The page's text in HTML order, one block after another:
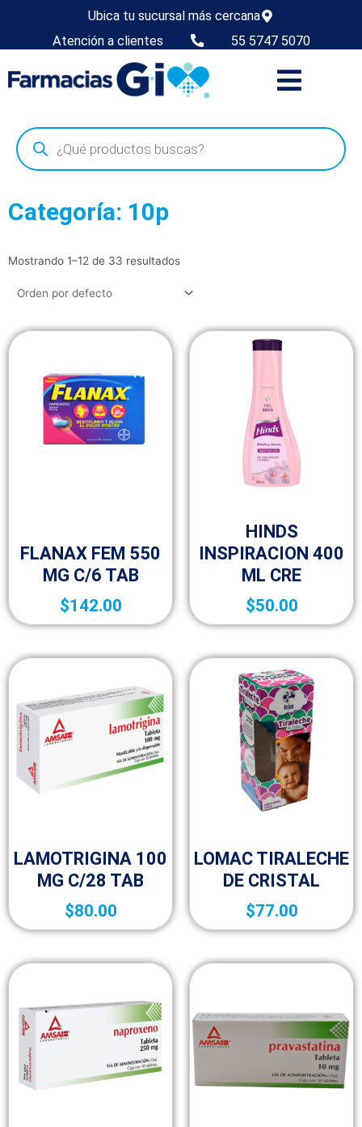
Ubica tu sucursal más cercana
Atención a clientes
55 5747 5070
Categoría: 10p
Mostrando 1–12 de 33 resultados
FLANAX FEM 550
MG C/6 TAB
$142.00
HINDS
INSPIRACION 400
ML CRE
$50.00
LAMOTRIGINA 100
MG C/28 TAB
$80.00
LOMAC TIRALECHE
DE CRISTAL
$77.00